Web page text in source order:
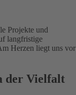
Projekte und
langfristige
Herzen liegt uns vor
der Vielfalt